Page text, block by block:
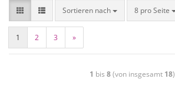
Sortieren nach 8 pro Seite
1 2 3 »
1 bis 8(von insgesamt 18)